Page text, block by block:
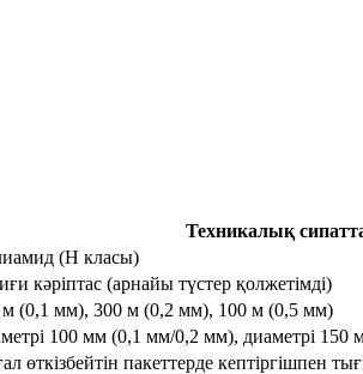
Техникалық
(H класы)
кәріптас (арнайы түстер қолжетімді)
м (0,1 мм), 300 м (0,2 мм), 100 м (0,5 мм)
100 мм (0,1 мм/0,2 мм), диаметрі 150
өткізбейтін пакеттерде кептіргішпен